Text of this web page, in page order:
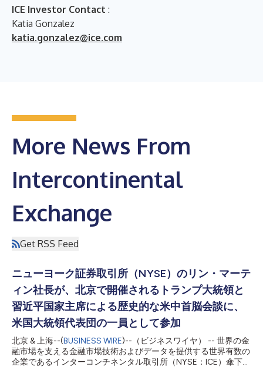
ICE Investor Contact :
Katia Gonzalez
katia.gonzalez@ice.com
More News From
Intercontinental
Exchange
Get RSS Feed
ニューヨーク証券取引所（NYSE）のリン・マーテ
ィン社長が、北京で開催されるトランプ大統領と
習近平国家主席による歴史的な米中首脳会談に、
米国大統領代表団の一員として参加
北京 & 上海--(BUSINESS WIRE)--（ビジネスワイヤ） -- 世界の金
融市場を支える金融市場技術およびデータを提供する世界有数の
企業であるインターコンチネンタル取引所（NYSE：ICE）傘下の